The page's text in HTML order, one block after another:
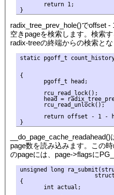
       return 1;
radix_tree_prev_hole()でoffset -
空きpageを検索します。検索
radix-treeの終端からの検索とな
static pgoff_t
{
       pgoff_t head;
       rcu_read_lock();
head =
       rcu_read_unlock();
return offset - 1 -
page数を読み込みます。この
のpageには、page->flagsに
unsigned long
{
       int actual;